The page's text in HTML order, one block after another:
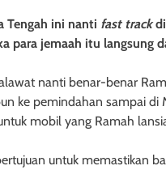
Tengah ini nanti fast trackdi
para jemaah itu langsung
nanti benar-benar
ke pemindahan sampai
mobil yang Ramah
untuk memastikan